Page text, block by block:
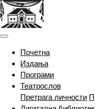
Почетна(current)
Издања
Програми
Театрослов
Претрага личности